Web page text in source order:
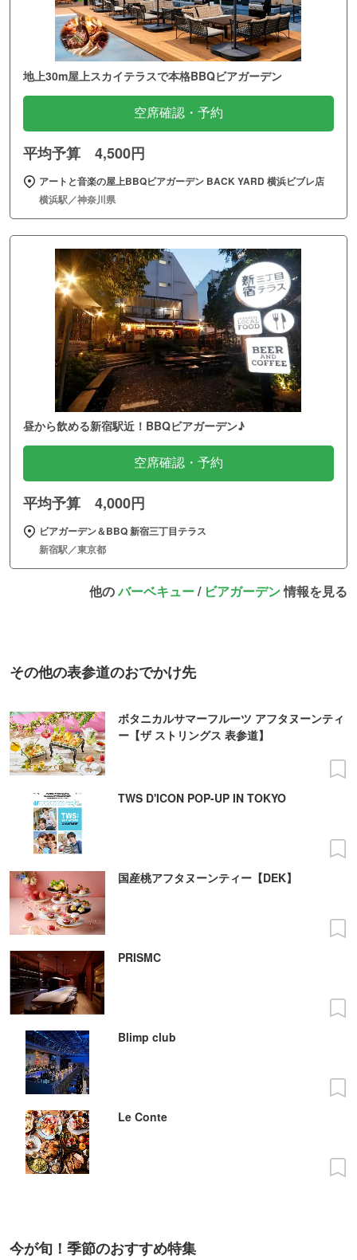
地上30m屋上スカイテラスで本格BBQビアガーデン
空席確認・予約
平均予算 4,500円
アートと音楽の屋上BBQビアガーデン BACK YARD 横浜ビブレ店
横浜駅／神奈川県
昼から飲める新宿駅近！BBQビアガーデン♪
空席確認・予約
平均予算 4,000円
ビアガーデン＆BBQ 新宿三丁目テラス
新宿駅／東京都
他のバーベキュー/ ビアガーデン情報を見る
その他の表参道のおでかけ先
ボタニカルサマーフルーツ アフタヌーンティ
ー【ザ ストリングス 表参道】
TWS D'ICON POP-UP IN TOKYO
国産桃アフタヌーンティー【DEK】
PRISMC
Blimp club
Le Conte
今が旬！季節のおすすめ特集